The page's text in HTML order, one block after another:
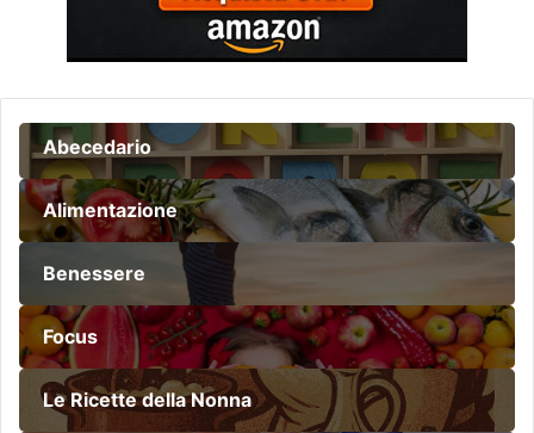
Abecedario
Alimentazione
Benessere
Focus
Le Ricette della Nonna